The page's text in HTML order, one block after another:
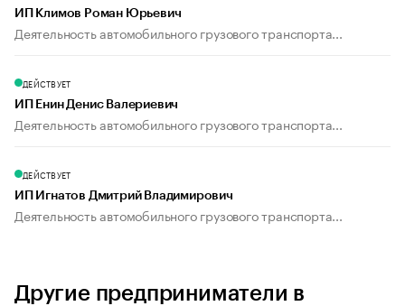
ИП Климов Роман Юрьевич
Деятельность автомобильного грузового транспорта...
ДЕЙСТВУЕТ
ИП Енин Денис Валериевич
Деятельность автомобильного грузового транспорта...
ДЕЙСТВУЕТ
ИП Игнатов Дмитрий Владимирович
Деятельность автомобильного грузового транспорта...
Другие предприниматели в